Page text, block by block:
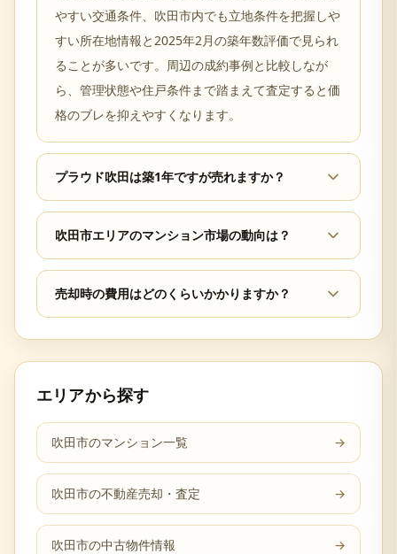
やすい交通条件、吹田市内でも立地条件を把握しや
すい所在地情報と2025年2月の築年数評価で見られ
ることが多いです。周辺の成約事例と比較しなが
ら、管理状態や住戸条件まで踏まえて査定すると価
格のブレを抑えやすくなります。
プラウド吹田は築1年ですが売れますか？
吹田市エリアのマンション市場の動向は？
売却時の費用はどのくらいかかりますか？
エリアから探す
吹田市のマンション一覧 →
吹田市の不動産売却・査定 →
吹田市の中古物件情報 →